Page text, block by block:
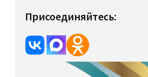
Присоединяйтесь: